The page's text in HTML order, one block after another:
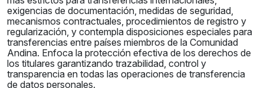
exigencias de documentación, medidas de seguridad,
mecanismos contractuales, procedimientos de registro y
regularización, y contempla disposiciones especiales para
transferencias entre países miembros de la Comunidad
Andina. Enfoca la protección efectiva de los derechos de
los titulares garantizando trazabilidad, control y
transparencia en todas las operaciones de transferencia
de datos personales.